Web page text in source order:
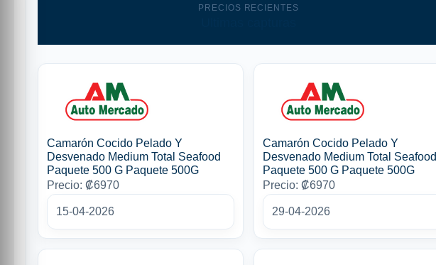
PRECIOS RECIENTES
Camarón Cocido Pelado Y
Desvenado Medium Total Seafood
Paquete 500 G Paquete 500G
Precio: ₡6970
15-04-2026
Camarón Cocido Pelado Y
Desvenado Medium Total Seafood
Paquete 500 G Paquete 500G
Precio: ₡6970
29-04-2026